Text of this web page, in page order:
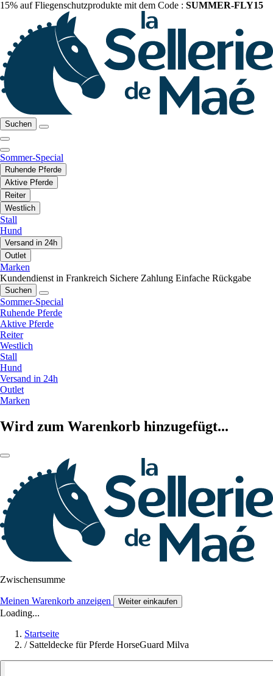
15% auf Fliegenschutzprodukte mit dem Code : SUMMER-FLY15
Suchen
Sommer-Special
Ruhende Pferde
Aktive Pferde
Reiter
Westlich
Stall
Hund
Versand in 24h
Outlet
Marken
Kundendienst in Frankreich Sichere Zahlung Einfache Rückgabe
Suchen
Sommer-Special
Ruhende Pferde
Aktive Pferde
Reiter
Westlich
Stall
Hund
Versand in 24h
Outlet
Marken
Wird zum Warenkorb hinzugefügt...
Zwischensumme
Meinen Warenkorb anzeigen Weiter einkaufen
Loading...
Startseite
/ Satteldecke für Pferde HorseGuard Milva